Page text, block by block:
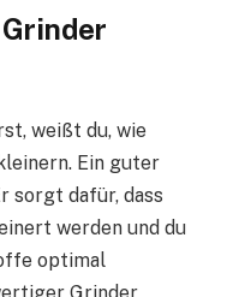
weißt du, wie
Ein guter
sorgt dafür, dass
werden und du
optimal
Grinder